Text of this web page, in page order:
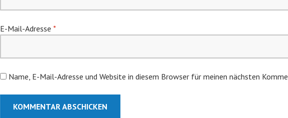
E-Mail-Adresse *
Name, E-Mail-Adresse und Website in diesem Browser für meinen nächsten